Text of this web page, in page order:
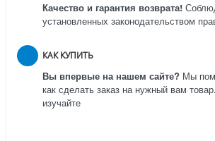
Качество и гарантия возврата!
установленных законодательством
КАК КУПИТЬ
Вы впервые на нашем сайте? Мы
как сделать заказ на нужный вам
изучайте